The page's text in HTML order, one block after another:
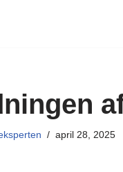
april 28, 2025